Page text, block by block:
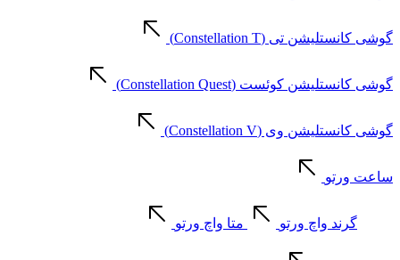
گوشی کانستلیشن تی (Constellation T)
گوشی کانستلیشن کوئست (Constellation Quest)
گوشی کانستلیشن وی (Constellation V)
ساعت ورتو
گرند واچ ورتو متا واچ ورتو